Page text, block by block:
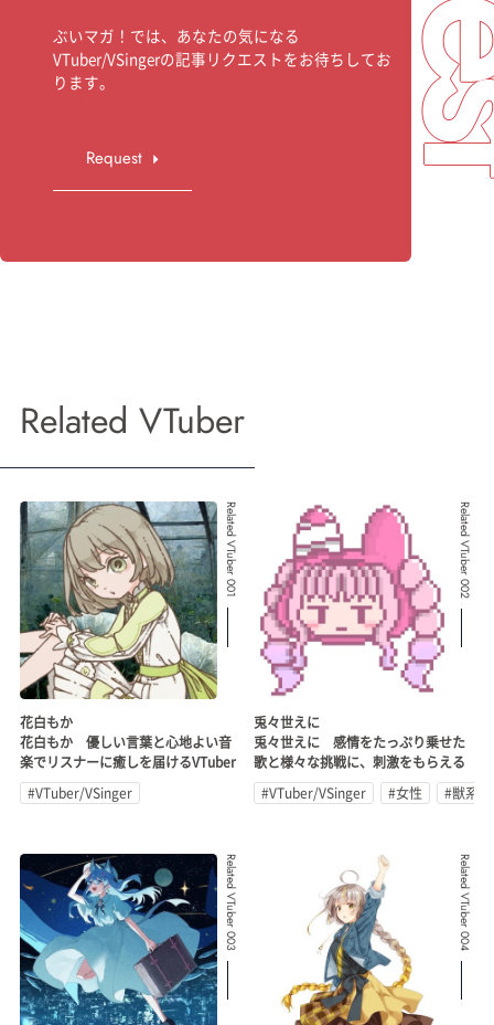
ぶいマガ！では、あなたの気になる
VTuber/VSingerの記事リクエストをお待ちしてお
ります。
Request
Related VTuber
Related VTuber 001
花白もか
花白もか 優しい言葉と心地よい音
楽でリスナーに癒しを届けるVTuber
#VTuber/VSinger
Related VTuber 002
兎々世えに
兎々世えに 感情をたっぷり乗せた
歌と様々な挑戦に、刺激をもらえる
#VTuber/VSinger
#女性 #獣系
Related VTuber 003 Related VTuber 004